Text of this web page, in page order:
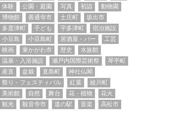
体験
公園・庭園 写真 初詣
動物園
博物館
善通寺市 土庄町
坂出市
多度津町
子ども 宇多津町
宿泊施設
小豆島
小豆島町 居酒屋・バー
工芸
映画
東かがわ市 歴史
水族館
温泉・入浴施設
瀬戸内国際芸術祭
琴平町
産直
盆栽 直島町
神社仏閣
祭り・フェスティバル
紅葉
綾川町
美術館
自然 舞台 花・植物
花火
観光
観音寺市 道の駅 音楽 高松市